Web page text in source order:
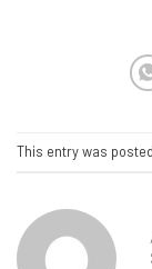
This entry was